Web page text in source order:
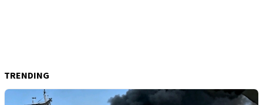
TRENDING